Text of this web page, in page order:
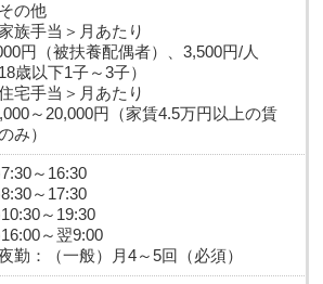
の他
族手当＞月あたり
円（被扶養配偶者）、3,500円/人
18歳以下1子～3子）
宅手当＞月あたり
～20,000円（家賃4.5万円以上の賃
み）
～16:30
～17:30
～19:30
～翌9:00
勤：（一般）月4～5回（必須）